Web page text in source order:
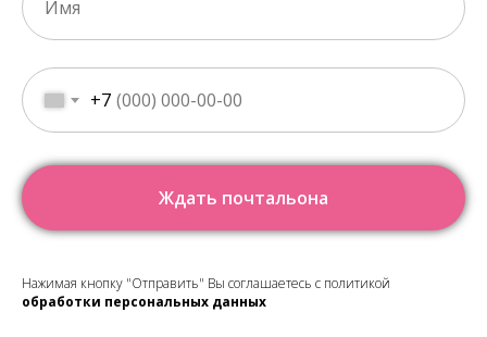
+7
Ждать почтальона
Нажимая кнопку "Отправить" Вы соглашаетесь с политикой
обработки персональных данных